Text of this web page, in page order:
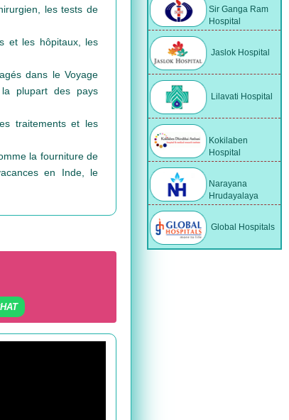
Sir Ganga Ram
Hospital
Jaslok Hospital
Lilavati Hospital
Kokilaben
Hospital
Narayana
Hrudayalaya
Global Hospitals
les tests de
et les hôpitaux, les
dans le Voyage
plupart des pays
traitements et les
la fourniture de
en Inde, le